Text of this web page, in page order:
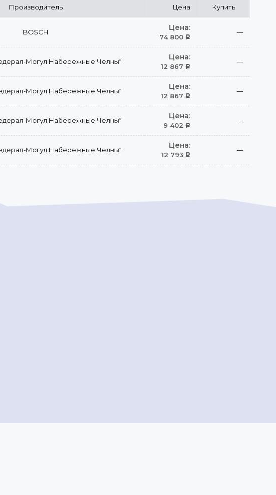
Производитель Цена Купить
BOSCH Цена:
74 800 Р
—
Могул Набережные Челны" Цена:
12 867 Р
—
Могул Набережные Челны" Цена:
12 867 Р
—
Могул Набережные Челны" Цена:
9 402 Р
—
Могул Набережные Челны" Цена:
12 793 Р
—